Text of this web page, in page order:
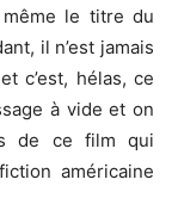
même le titre du
il n’est jamais
c’est, hélas, ce
à vide et on
de ce film qui
américaine